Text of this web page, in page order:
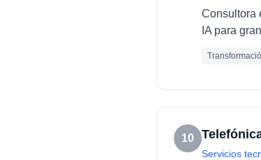
Consultora
IA para
10
Servicios